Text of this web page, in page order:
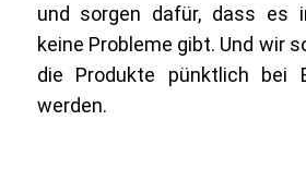
und sorgen dafür, dass es
keine Probleme gibt. Und wir
die Produkte pünktlich bei
werden.